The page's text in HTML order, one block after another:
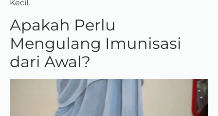
Kecil.
Apakah Perlu
Mengulang Imunisasi
dari Awal?